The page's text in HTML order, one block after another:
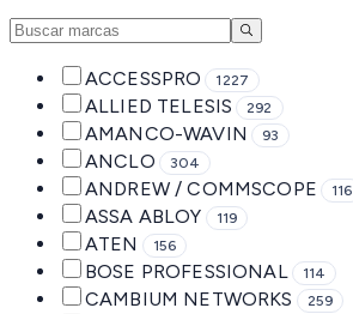
ACCESSPRO 1227
ALLIED TELESIS 292
AMANCO-WAVIN 93
ANCLO 304
ANDREW / COMMSCOPE 116
ASSA ABLOY 119
ATEN 156
BOSE PROFESSIONAL 114
CAMBIUM NETWORKS 259